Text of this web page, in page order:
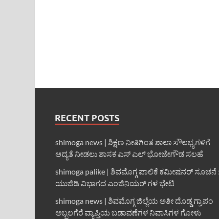
RECENT POSTS
shimoga news | ಶಿಕ್ಷಣ ನೀತಿಗಿಂತ ಶಾಲಾ ಸೌಲಭ್ಯಗಳಿಗೆ
ಆದ್ಯತೆ ನೀಡಲು ಶಾಸಕ ಎಸ್ ಎಲ್ ಭೋಜೇಗೌಡ ಸಲಹೆ
shimoga palike | ಶಿವಮೊಗ್ಗ ಪಾಲಿಕೆ ಕಮೀಷನರ್ ಸೂಚನೆ
ಯುಜಿಡಿ ವಿಭಾಗದ ಎಂಜಿನಿಯರ್ ಗಳ ಭೇಟಿ
shimoga news | ಶಿವಮೊಗ್ಗ ಜಿಲ್ಲೆಯ ಅತೀ ದೊಡ್ಡ ಗ್ರಾಪಂ
ಅಬ್ಬಲಗೆರೆ ವ್ಯಾಪ್ತಿಯ ಬಡಾವಣೆಗಳ ನಿವಾಸಿಗಳ ಗೋಳು